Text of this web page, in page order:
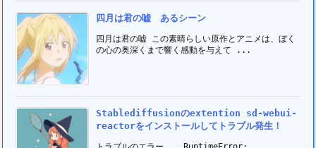
四月は君の嘘 あるシーン
四月は君の嘘 この素晴らしい原作とアニメは、ぼく
の心の奥深くまで響く感動を与えて ...
Stablediffusionのextention sd-webui-
reactorをインストールしてトラブル発生！